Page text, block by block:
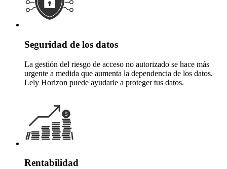
Seguridad de los datos
La gestión del riesgo de acceso no autorizado se hace más
urgente a medida que aumenta la dependencia de los datos.
Lely Horizon puede ayudarle a proteger tus datos.
Rentabilidad